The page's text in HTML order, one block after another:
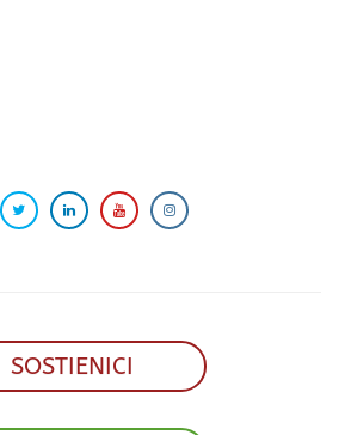
SOSTIENICI